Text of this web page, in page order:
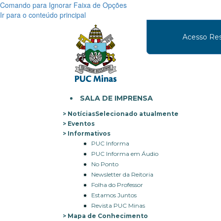
Comando para Ignorar Faixa de Opções
Ir para o conteúdo principal
Acesso
SALA DE IMPRENSA
NotíciasSelecionado atualmente
Eventos
Informativos
PUC Informa
PUC Informa em Áudio
No Ponto
Newsletter da Reitoria
Folha do Professor
Estamos Juntos
Revista PUC Minas
Mapa de Conhecimento